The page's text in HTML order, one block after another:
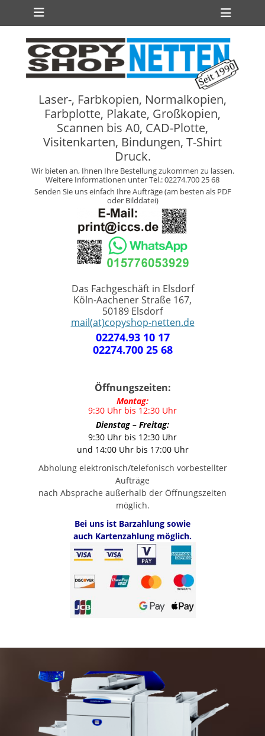
Primäres Menü
Zum
Inhalt
Laser-, Farbkopien, Normalkopien,
Farbplotte, Plakate, Großkopien,
Scannen bis A0, CAD-Plotte,
Visitenkarten, Bindungen, T-Shirt
Druck.
Wir bieten an, Ihnen Ihre Bestellung zukommen zu lassen.
Weitere Informationen unter Tel.: 02274.700 25 68
Senden Sie uns einfach Ihre Aufträge (am besten als PDF
oder Bilddatei)
Das Fachgeschäft in Elsdorf
Köln-Aachener Straße 167,
50189 Elsdorf
mail(at)copyshop-netten.de
02274.93 10 17
02274.700 25 68
Öffnungszeiten:
Montag:
9:30 Uhr bis 12:30 Uhr
Dienstag – Freitag:
9:30 Uhr bis 12:30 Uhr
und 14:00 Uhr bis 17:00 Uhr
Abholung elektronisch/telefonisch vorbestellter
Aufträge
nach Absprache außerhalb der Öffnungszeiten
möglich.
Bei uns ist Barzahlung sowie
auch Kartenzahlung möglich.